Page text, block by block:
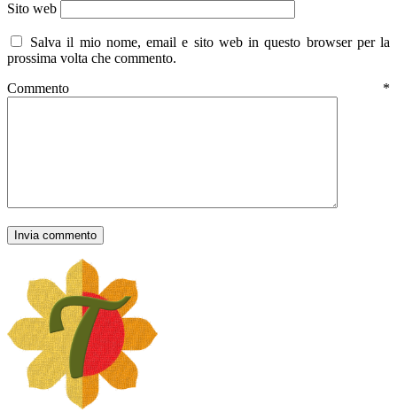
Sito web
Salva il mio nome, email e sito web in questo browser per la
prossima volta che commento.
Commento *